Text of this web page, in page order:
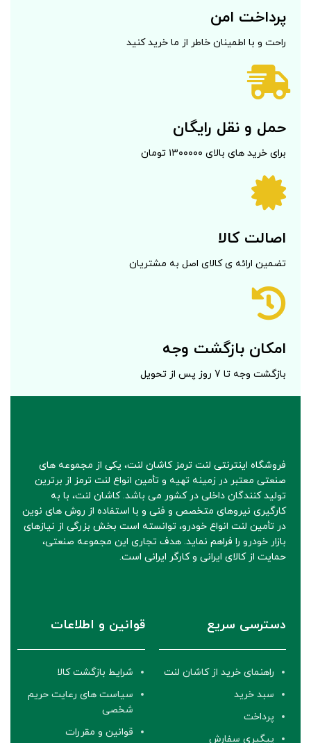
پرداخت امن
راحت و با اطمینان خاطر از ما خرید کنید
حمل و نقل رایگان
برای خرید های بالای ۱۳۰۰۰۰۰ تومان
اصالت کالا
تضمین ارائه ی کالای اصل به مشتریان
امکان بازگشت وجه
بازگشت وجه تا 7 روز پس از تحویل
فروشگاه اینترنتی لنت ترمز کاشان لنت، یکی از مجموعه های
صنعتی معتبر در زمینه تهیه و تأمین انواع لنت ترمز از برترین
تولید کنندگان داخلی در کشور می باشد. کاشان لنت، با به
کارگیری نیروهای متخصص و فنی و با استفاده از روش های نوین
در تأمین لنت انواع خودرو، توانسته است بخش بزرگی از نیازهای
بازار خودرو را فراهم نماید. هدف تجاری این مجموعه صنعتی،
حمایت از کالای ایرانی و کارگر ایرانی است.
دسترسی سریع
راهنمای خرید از کاشان لنت
سبد خرید
پرداخت
پیگیری سفارش
قوانین و اطلاعات
شرایط بازگشت کالا
سیاست های رعایت حریم
شخصی
قوانین و مقررات